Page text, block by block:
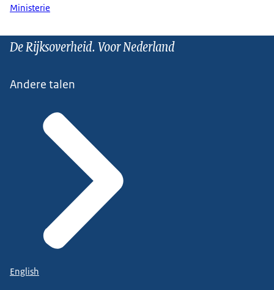
Ministerie
De Rijksoverheid. Voor Nederland
Andere talen
English